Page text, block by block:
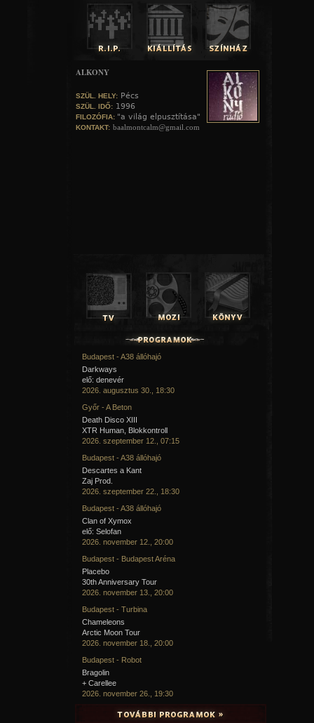
ALKONY
SZÜL. HELY: Pécs
SZÜL. IDŐ: 1996
FILOZÓFIA: "a világ elpusztítása"
KONTAKT: baalmontcalm@gmail.com
Budapest - A38 állóhajó
Darkways
elő: denevér
2026. augusztus 30., 18:30
Győr - A Beton
Death Disco XIII
XTR Human, Blokkontroll
2026. szeptember 12., 07:15
Budapest - A38 állóhajó
Descartes a Kant
Zaj Prod.
2026. szeptember 22., 18:30
Budapest - A38 állóhajó
Clan of Xymox
elő: Selofan
2026. november 12., 20:00
Budapest - Budapest Aréna
Placebo
30th Anniversary Tour
2026. november 13., 20:00
Budapest - Turbina
Chameleons
Arctic Moon Tour
2026. november 18., 20:00
Budapest - Robot
Bragolin
+ Carellee
2026. november 26., 19:30